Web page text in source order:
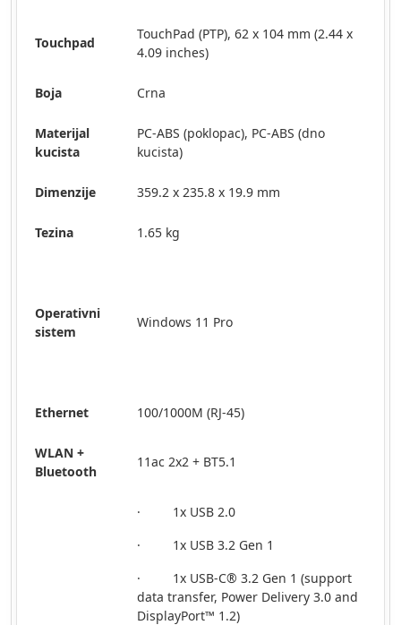
Touchpad
TouchPad (PTP), 62 x 104 mm (2.44 x
4.09 inches)
Boja Crna
Materijal
kucista
PC-ABS (poklopac), PC-ABS (dno
kucista)
Dimenzije 359.2 x 235.8 x 19.9 mm
Tezina 1.65 kg
Operativni
sistem
Windows 11 Pro
Ethernet 100/1000M (RJ-45)
WLAN +
Bluetooth
11ac 2x2 + BT5.1
· 1x USB 2.0
· 1x USB 3.2 Gen 1
· 1x USB-C® 3.2 Gen 1 (support
data transfer, Power Delivery 3.0 and
DisplayPort™ 1.2)